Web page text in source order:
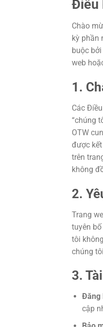
Điều
Chào
kỳ phần
buộc
web
1.
Các
“chúng
OTW
được
trên
không
2.
Trang
tuyên
tôi
chúng
3.
Đăng
cập